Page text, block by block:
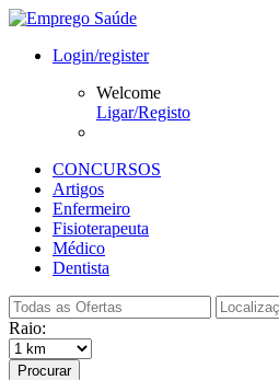
Login/register
Welcome
Ligar/Registo
CONCURSOS
Artigos
Enfermeiro
Fisioterapeuta
Médico
Dentista
Raio:
Procurar